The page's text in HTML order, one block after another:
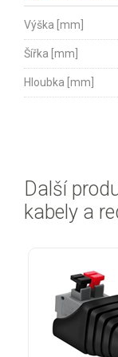
Výška [mm]
Šířka [mm]
Hloubka [mm]
Další
kabely a